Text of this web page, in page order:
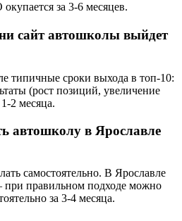
за 3-6 месяцев.
сайт автошколы выйдет
типичные сроки выхода в топ-10:
(рост позиций, увеличение
2 месяца.
автошколу в Ярославле
самостоятельно. В Ярославле
правильном подходе можно
за 3-4 месяца.